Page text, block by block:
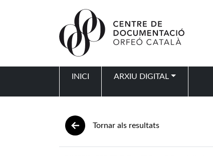
INICI ARXIU DIGITAL
Tornar als resultats